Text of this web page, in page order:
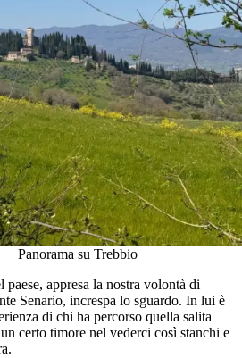
Panorama su Trebbio
paese, appresa la nostra volontà di
Senario, increspa lo sguardo. In lui è
di chi ha percorso quella salita
certo timore nel vederci così stanchi e